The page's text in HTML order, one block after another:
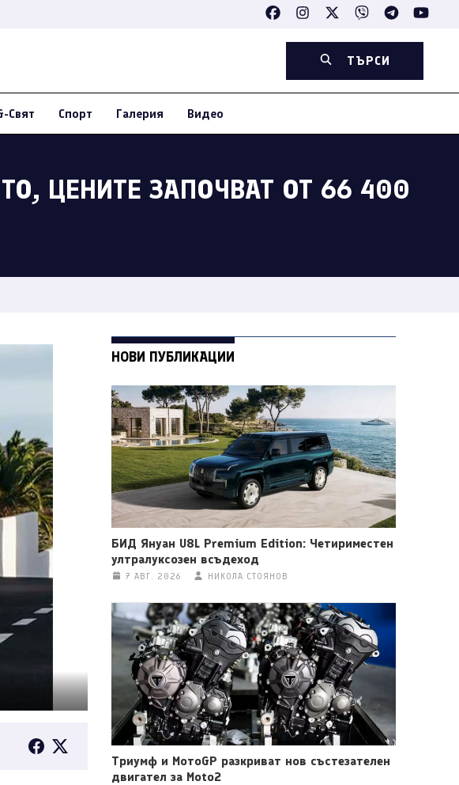
ТЪРСИ
Свят Спорт Галерия Видео
ЦЕНИТЕ ЗАПОЧВАТ ОТ 66 400
НОВИ ПУБЛИКАЦИИ
БИД Януан U8L Premium Edition: Четириместен
ултралуксозен всъдеход
7 АВГ. 2026 НИКОЛА СТОЯНОВ
Триумф и МотоGP разкриват нов състезателен
двигател за Moto2